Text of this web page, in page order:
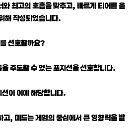
와 최고의 호흡을 맞추고, 빠르게 티어를 올
해 작성되었습니다.
선호할까요?
주도할 수 있는 포지션을 선호합니다.
이 이에 해당합니다.
고, 미드는 게임의 중심에서 큰 영향력을 발